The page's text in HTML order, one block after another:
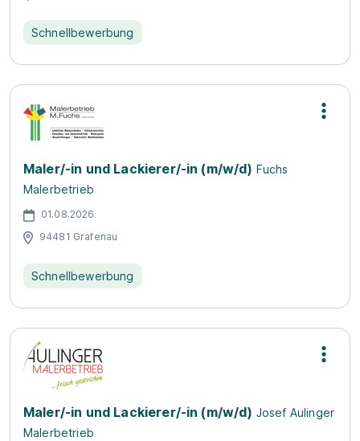
Schnellbewerbung
Maler/-in und Lackierer/-in (m/w/d) Fuchs
Malerbetrieb
01.08.2026
94481 Grafenau
Schnellbewerbung
Maler/-in und Lackierer/-in (m/w/d) Josef Aulinger
Malerbetrieb